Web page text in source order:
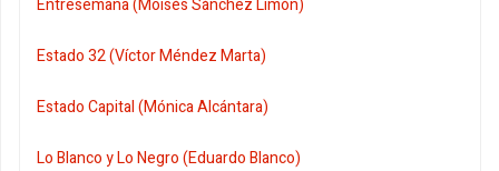
Estado 32 (Víctor Méndez Marta)
Estado Capital (Mónica Alcántara)
Lo Blanco y Lo Negro (Eduardo Blanco)